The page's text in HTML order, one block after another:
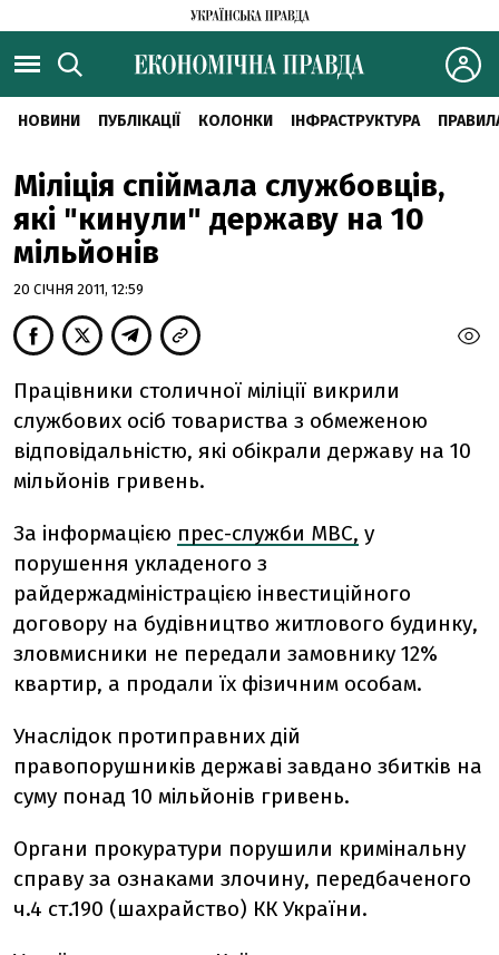
НОВИНИ ПУБЛІКАЦІЇ КОЛОНКИ ІНФРАСТРУКТУРА
Міліція спіймала службовців,
які "кинули" державу на 10
мільйонів
20 СІЧНЯ 2011, 12:59
Працівники столичної міліції викрили
службових осіб товариства з обмеженою
відповідальністю, які обікрали державу на 10
мільйонів гривень.
За інформацією прес-служби МВС, у
порушення укладеного з
райдержадміністрацією інвестиційного
договору на будівництво житлового будинку,
зловмисники не передали замовнику 12%
квартир, а продали їх фізичним особам.
Унаслідок протиправних дій
правопорушників державі завдано збитків на
суму понад 10 мільйонів гривень.
Органи прокуратури порушили кримінальну
справу за ознаками злочину, передбаченого
ч.4 ст.190 (шахрайство) КК України.